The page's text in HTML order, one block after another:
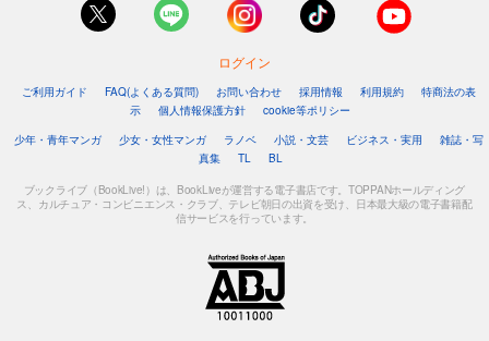
ログイン
ご利用ガイド FAQ(よくある質問) お問い合わせ 採用情報 利用規約
特商法の表
示
個人情報保護方針
cookie等ポリシー
少年・青年マンガ
少女・女性マンガ ラノベ 小説・文芸 ビジネス・実用
雑誌・写
真集
TL BL
ブックライブ（BookLive!）は、BookLiveが運営する電子書店です。TOPPANホールディング
ス、カルチュア・コンビニエンス・クラブ、テレビ朝日の出資を受け、日本最大級の電子書籍配
信サービスを行っています。